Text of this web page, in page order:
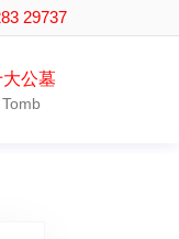
29737
公墓
Tomb